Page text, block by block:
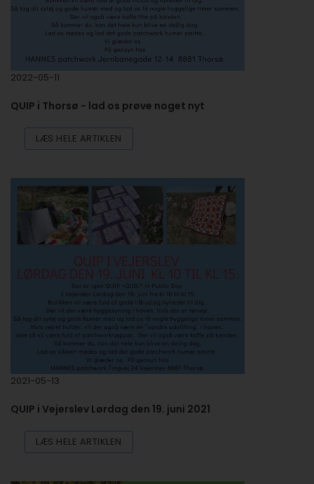
2022-05-11
QUIP i Thorsø - lad os prøve noget nyt
LÆS HELE ARTIKLEN
2021-05-13
QUIP i Vejerslev Lørdag den 19. juni 2021
LÆS HELE ARTIKLEN